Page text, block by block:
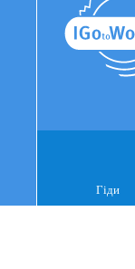
Гіди